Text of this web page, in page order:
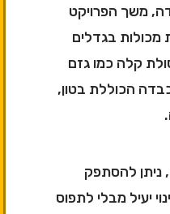
משך הפרויקט
מכולות בגדלים
קלה כמו גזם
כבדה הכוללת בטון,
ניתן להסתפק
יעיל מבלי לתפוס